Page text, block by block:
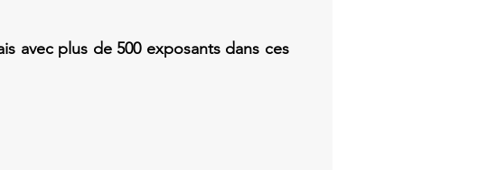
avec plus de 500 exposants dans ces